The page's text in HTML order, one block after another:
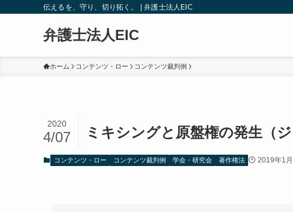
伝えるを、守り、切り拓く。 | 弁護士法人EIC
弁護士法人EIC
ホーム コンテンツ・ロー コンテンツ裁判例
ミキシングと原盤権の発生（ジ
2020
4/07
コンテンツ・ロー コンテンツ裁判例 学会・研究会 著作権法 2019年1